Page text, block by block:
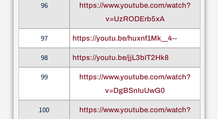
96
https://www.youtube.com/watch?
v=UzRODErb5xA
97 https://youtu.be/huxnf1Mk__4--
98 https://youtu.be/jjL3bIT2Hk8
99
https://www.youtube.com/watch?
v=DgBSnIuUwG0
100
https://www.youtube.com/watch?